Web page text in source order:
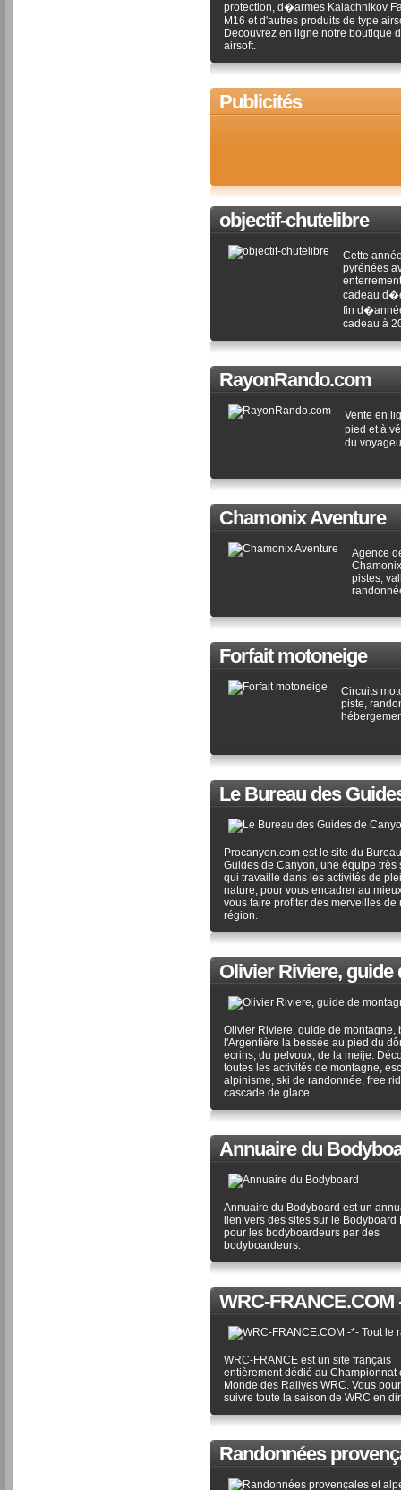
protection, d�armes Kalachnikov
M16 et d'autres produits de type
Decouvrez en ligne notre boutique
airsoft.
Publicités
objectif-chutelibre
Cette
pyrénées
cadeau
fin
cadeau à
RayonRando.com
Vente en
pied et à
du
Chamonix Aventure
Agence
pistes,
Forfait motoneige
Circuits
piste,
Le Bureau des
Procanyon.com est le site du
Guides de Canyon, une équipe très
qui travaille dans les activités de
nature, pour vous encadrer au
vous faire profiter des merveilles de
région.
Olivier Riviere,
Olivier Riviere, guide de montagne,
l'Argentière la bessée au pied du
ecrins, du pelvoux, de la meije.
toutes les activités de montagne,
alpinisme, ski de randonnée, free
cascade de glace...
Annuaire du
Annuaire du Bodyboard est un
lien vers des sites sur le Bodyboard
pour les bodyboardeurs par des
bodyboardeurs.
WRC-FRANCE.COM
WRC-FRANCE est un site français
entièrement dédié au Championnat
Monde des Rallyes WRC. Vous
suivre toute la saison de WRC en
Randonnées